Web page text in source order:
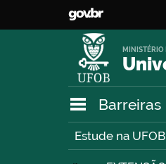
MINISTÉRIO
Barreiras
Estude na UFOB